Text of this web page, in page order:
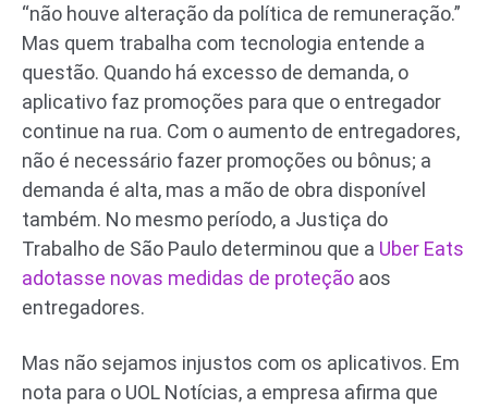
“não houve alteração da política de remuneração.”
Mas quem trabalha com tecnologia entende a
questão. Quando há excesso de demanda, o
aplicativo faz promoções para que o entregador
continue na rua. Com o aumento de entregadores,
não é necessário fazer promoções ou bônus; a
demanda é alta, mas a mão de obra disponível
também. No mesmo período, a Justiça do
Trabalho de São Paulo determinou que a Uber Eats
adotasse novas medidas de proteção aos
entregadores.
Mas não sejamos injustos com os aplicativos. Em
nota para o UOL Notícias, a empresa afirma que